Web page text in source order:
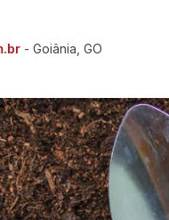
- Goiânia, GO